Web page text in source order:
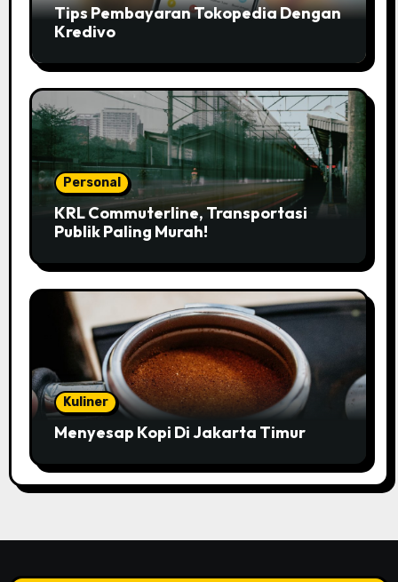
Tips Pembayaran Tokopedia Dengan
Kredivo
Personal
KRL Commuterline, Transportasi
Publik Paling Murah!
Kuliner
Menyesap Kopi Di Jakarta Timur